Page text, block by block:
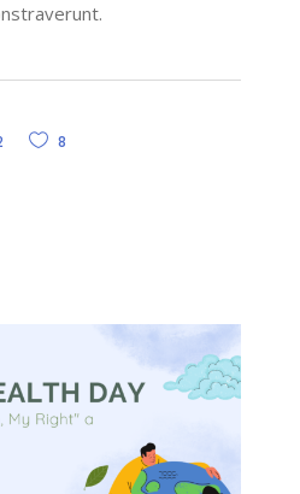
8